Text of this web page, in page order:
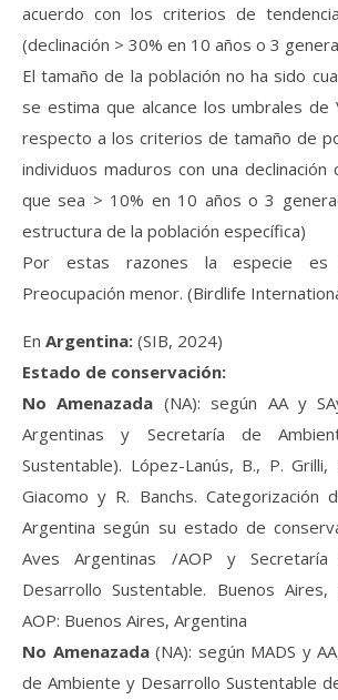
acuerdo con los criterios de
(declinación > 30% en 10 años o 3
El tamaño de la población no ha sido
se estima que alcance los umbrales de
respecto a los criterios de tamaño de
individuos maduros con una declinación
que sea > 10% en 10 años o 3
estructura de la población específica)
Por estas razones la especie es
Preocupación menor. (Birdlife
En Argentina: (SIB, 2024)
Estado de conservación:
No Amenazada (NA): según AA y
Argentinas y Secretaría de
Sustentable). López-Lanús, B., P. Grilli,
Giacomo y R. Banchs. Categorización
Argentina según su estado de
Aves Argentinas /AOP y
Desarrollo Sustentable. Buenos Aires,
AOP: Buenos Aires, Argentina
No Amenazada(NA): según MADS y
de Ambiente y Desarrollo Sustentable